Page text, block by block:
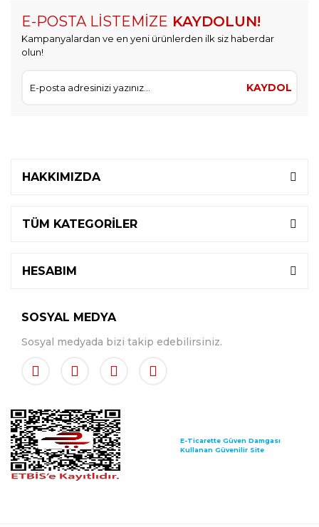
E-POSTA LİSTEMİZE KAYDOLUN!
Kampanyalardan ve en yeni ürünlerden ilk siz haberdar
olun!
KAYDOL
HAKKIMIZDA
TÜM KATEGORİLER
HESABIM
SOSYAL MEDYA
Sosyal medyada bizi takip edebilirsiniz.
E-Ticarette Güven Damgası
Kullanan Güvenilir Site